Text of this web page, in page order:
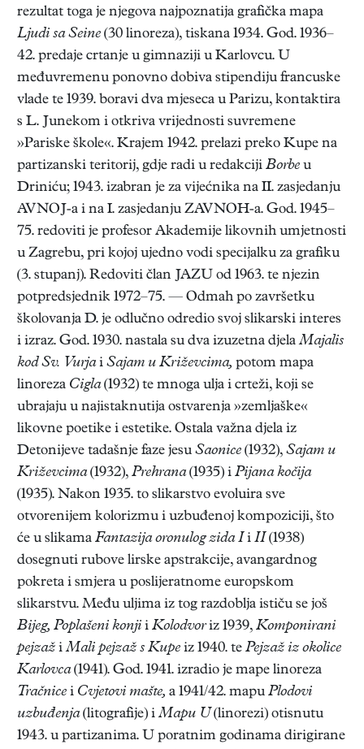
rezultat toga je njegova najpoznatija grafička mapa
Ljudi sa Seine (30 linoreza), tiskana 1934. God. 1936–
42. predaje crtanje u gimnaziji u Karlovcu. U
međuvremenu ponovno dobiva stipendiju francuske
vlade te 1939. boravi dva mjeseca u Parizu, kontaktira
s L. Junekom i otkriva vrijednosti suvremene
»Pariske škole«. Krajem 1942. prelazi preko Kupe na
partizanski teritorij, gdje radi u redakciji Borbe u
Driniću; 1943. izabran je za vijećnika na II. zasjedanju
AVNOJ-a i na I. zasjedanju ZAVNOH-a. God. 1945–
75. redoviti je profesor Akademije likovnih umjetnosti
u Zagrebu, pri kojoj ujedno vodi specijalku za grafiku
(3. stupanj). Redoviti član JAZU od 1963. te njezin
potpredsjednik 1972–75. — Odmah po završetku
školovanja D. je odlučno odredio svoj slikarski interes
i izraz. God. 1930. nastala su dva izuzetna djelaMajalis
kod Sv. Vurjai Sajam u Križevcima, potom mapa
linoreza Cigla(1932) te mnoga ulja i crteži, koji se
ubrajaju u najistaknutija ostvarenja »zemljaške«
likovne poetike i estetike. Ostala važna djela iz
Detonijeve tadašnje faze jesu Saonice (1932), Sajam u
Križevcima(1932), Prehrana(1935) i Pijana kočija
(1935). Nakon 1935. to slikarstvo evoluira sve
otvorenijem kolorizmu i uzbuđenoj kompoziciji, što
će u slikama Fantazija oronulog zida I i II (1938)
dosegnuti rubove lirske apstrakcije, avangardnog
pokreta i smjera u poslijeratnome europskom
slikarstvu. Među uljima iz tog razdoblja ističu se još
Bijeg, Poplašeni konji i Kolodvoriz 1939, Komponirani
pejzaž iMali pejzaž s Kupe iz 1940. te Pejzaž iz okolice
Karlovca(1941). God. 1941. izradio je mape linoreza
Tračnice i Cvjetovi mašte, a 1941/42. mapu Plodovi
uzbuđenja(litografije) iMapu U (linorezi) otisnutu
1943. u partizanima. U poratnim godinama dirigirane